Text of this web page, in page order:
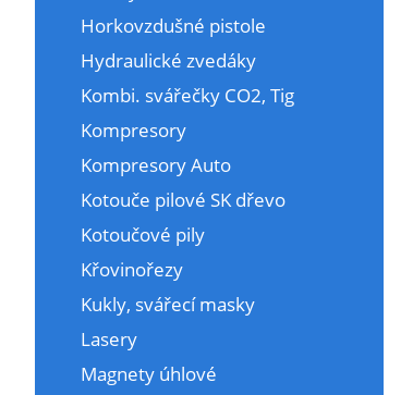
Horkovzdušné pistole
Hydraulické zvedáky
Kombi. svářečky CO2, Tig
Kompresory
Kompresory Auto
Kotouče pilové SK dřevo
Kotoučové pily
Křovinořezy
Kukly, svářecí masky
Lasery
Magnety úhlové